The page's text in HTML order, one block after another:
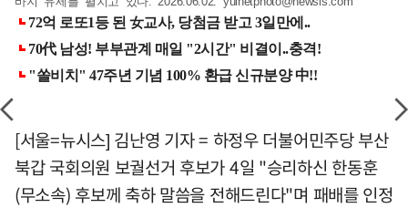
[서울=뉴시스] 김난영 기자 = 하정우 더불어민주당 부산
북갑 국회의원 보궐선거 후보가 4일 "승리하신 한동훈
(무소속) 후보께 축하 말씀을 전해드린다"며 패배를 인정